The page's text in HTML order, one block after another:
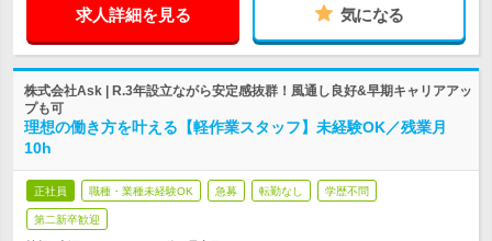
求人詳細を見る 気になる
株式会社Ask | R.3年設立ながら安定感抜群！風通し良好&早期キャリアアッ
プも可
理想の働き方を叶える【軽作業スタッフ】未経験OK／残業月
10h
正社員 職種・業種未経験OK 急募 転勤なし 学歴不問
第二新卒歓迎